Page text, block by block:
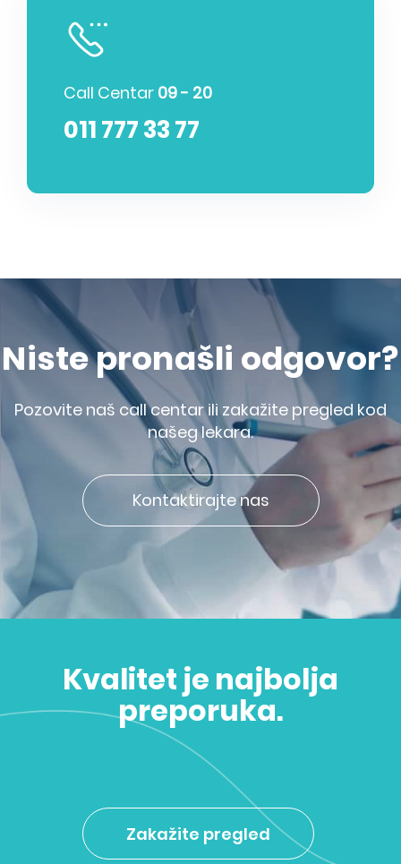
Call Centar 09 - 20
011 777 33 77
Niste pronašli odgovor?
Pozovite naš call centar ili zakažite pregled kod
našeg lekara.
Kontaktirajte nas
Kvalitet je najbolja
preporuka.
Zakažite pregled